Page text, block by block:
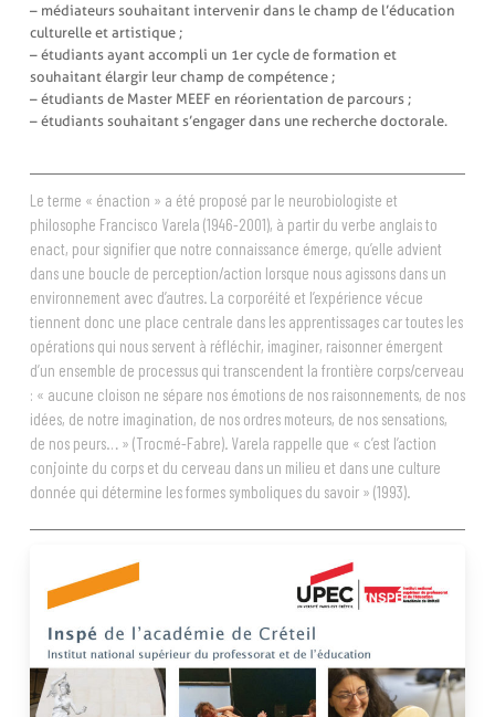
– médiateurs souhaitant intervenir dans le champ de l’éducation
culturelle et artistique ;
– étudiants ayant accompli un 1er cycle de formation et
souhaitant élargir leur champ de compétence ;
– étudiants de Master MEEF en réorientation de parcours ;
– étudiants souhaitant s’engager dans une recherche doctorale.
Le terme « énaction » a été proposé par le neurobiologiste et
philosophe Francisco Varela (1946-2001), à partir du verbe anglais to
enact, pour signifier que notre connaissance émerge, qu’elle advient
dans une boucle de perception/action lorsque nous agissons dans un
environnement avec d’autres. La corporéité et l’expérience vécue
tiennent donc une place centrale dans les apprentissages car toutes les
opérations qui nous servent à réfléchir, imaginer, raisonner émergent
d’un ensemble de processus qui transcendent la frontière corps/cerveau
: « aucune cloison ne sépare nos émotions de nos raisonnements, de nos
idées, de notre imagination, de nos ordres moteurs, de nos sensations,
de nos peurs… » (Trocmé-Fabre). Varela rappelle que « c’est l’action
conjointe du corps et du cerveau dans un milieu et dans une culture
donnée qui détermine les formes symboliques du savoir » (1993).